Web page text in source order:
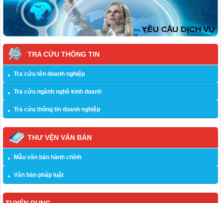
TRA CỨU THÔNG TIN
Tra cứu tên doanh nghiệp
Tra cứu ngành nghề kinh doanh
Tra cứu thông tin doanh nghiệp
THƯ VỆN VĂN BẢN
Mẫu văn bản hành chính
Văn bản pháp luật